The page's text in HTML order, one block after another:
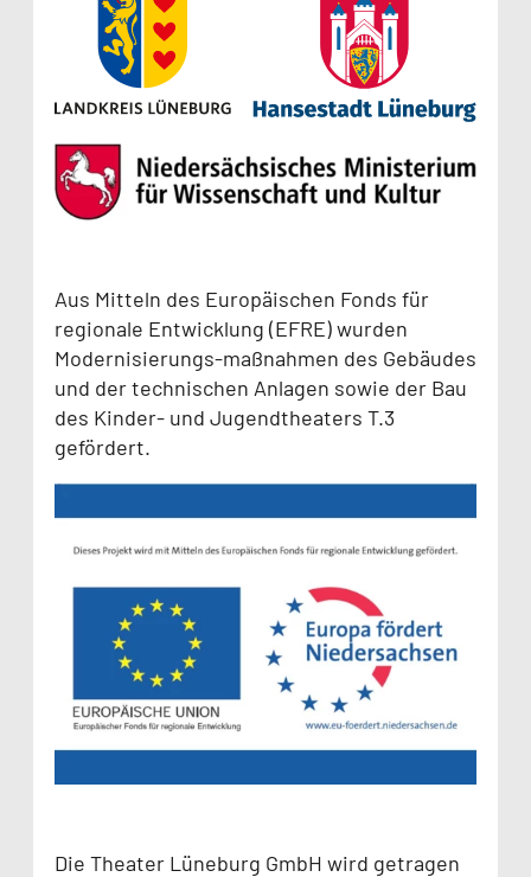
Aus Mitteln des Europäischen Fonds für
regionale Entwicklung (EFRE) wurden
Modernisierungs-maßnahmen des Gebäudes
und der technischen Anlagen sowie der Bau
des Kinder- und Jugendtheaters T.3
gefördert.
Die Theater Lüneburg GmbH wird getragen